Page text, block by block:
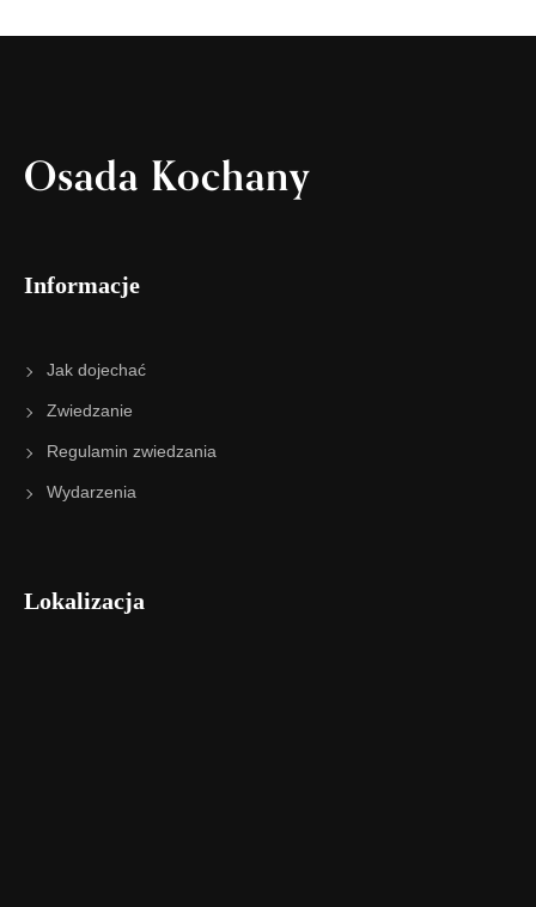
Osada Kochany
Informacje
Jak dojechać
Zwiedzanie
Regulamin zwiedzania
Wydarzenia
Lokalizacja